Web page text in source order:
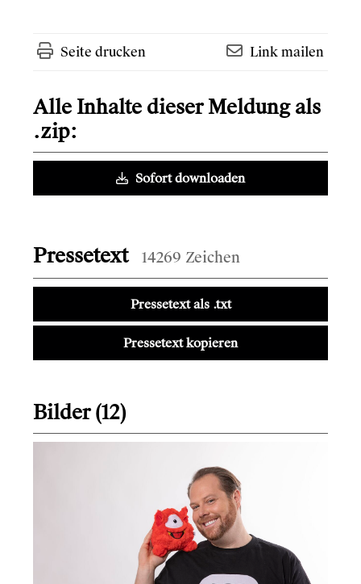
Seite drucken Link mailen
Alle Inhalte dieser Meldung als
.zip:
Sofort downloaden
Pressetext 14269 Zeichen
Pressetext als .txt
Pressetext kopieren
Bilder (12)